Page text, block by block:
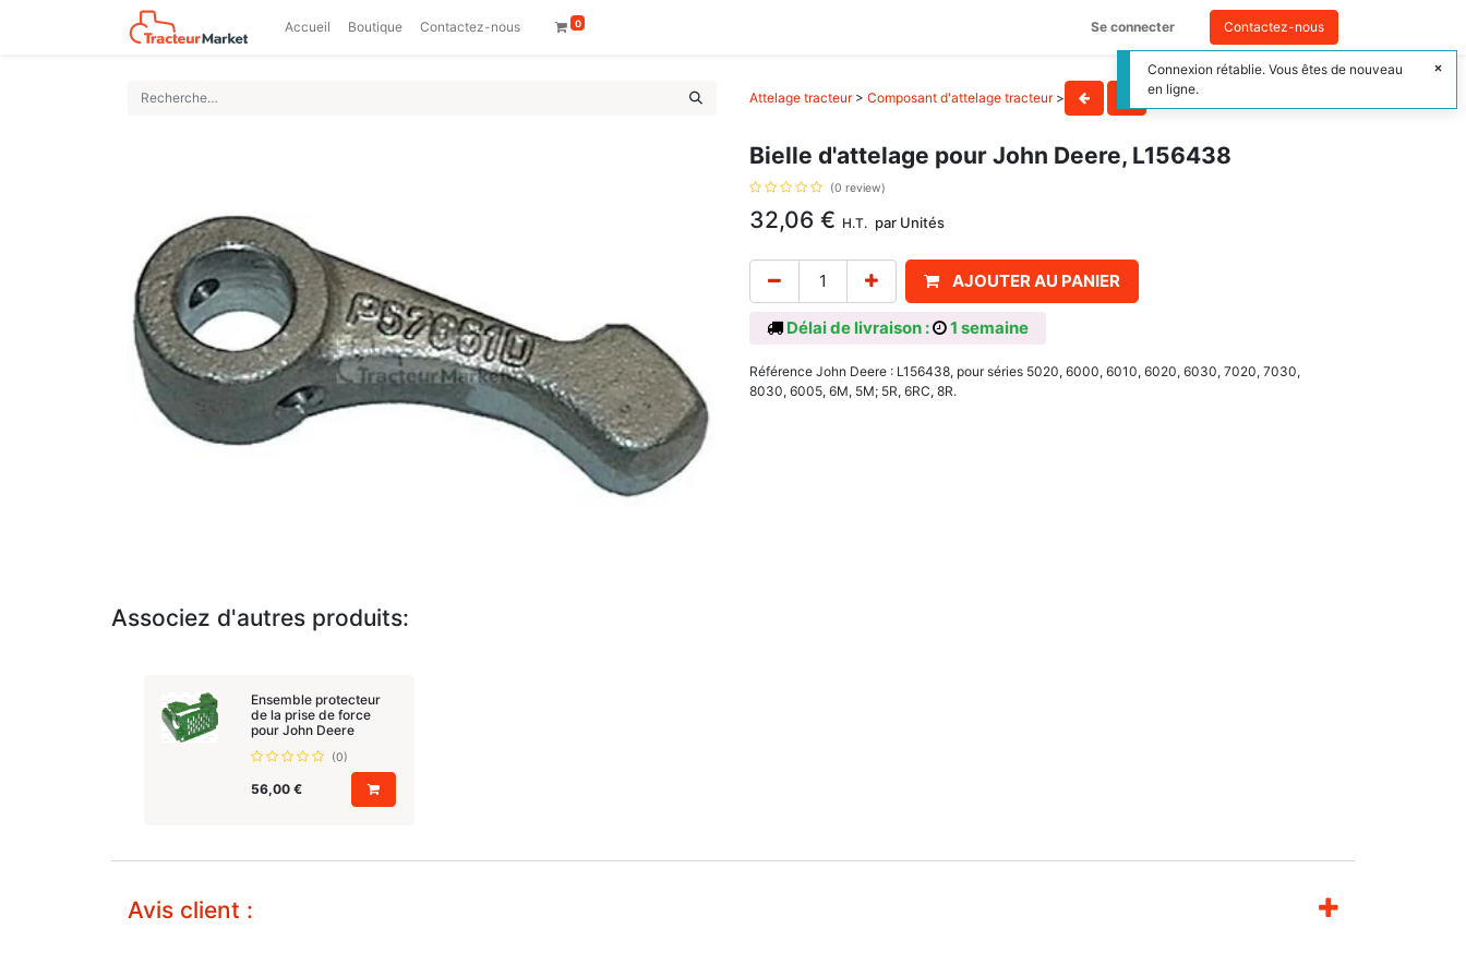
Accueil Boutique Contactez-nous 0 Se connecter Contactez-nous
Attelage tracteur> Composant d'attelage tracteur>
Bielle d'attelage pour John Deere, L156438
(0 review)
32,06 € H.T. par Unités
AJOUTER AU PANIER
Délai de livraison : 1 semaine
Référence John Deere : L156438, pour séries 5020, 6000, 6010, 6020, 6030, 7020, 7030,
8030, 6005, 6M, 5M; 5R, 6RC, 8R.
Associez d'autres produits:
Ensemble protecteur
de la prise de force
pour John Deere
(0)
56,00€
Avis client :
Connexion rétablie. Vous êtes de nouveau
en ligne.